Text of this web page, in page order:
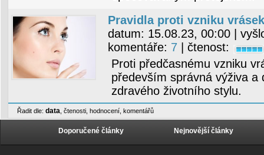
Pravidla proti vzniku vrásek
datum: 15.08.23, 00:00 |
komentáře: 7 | čtenost:
Proti předčasnému vzniku
především správná výživa a
zdravého životního stylu.
Řadit dle: data čtenosti hodnocení komentářů
Doporučené články Nejnovější články